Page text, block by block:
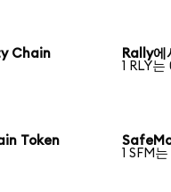
Chain
Rally
1 RLY
Token
1 SFM